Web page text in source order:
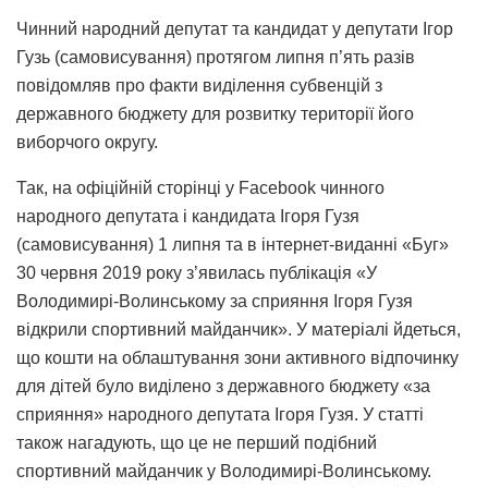
Чинний народний депутат та кандидат у депутати Ігор
Гузь (самовисування) протягом липня п’ять разів
повідомляв про факти виділення субвенцій з
державного бюджету для розвитку території його
виборчого округу.
Так, на офіційній сторінці у Facebook чинного
народного депутата і кандидата Ігоря Гузя
(самовисування) 1 липня та в інтернет-виданні «Буг»
30 червня 2019 року з’явилась публікація «У
Володимирі-Волинському за сприяння Ігоря Гузя
відкрили спортивний майданчик». У матеріалі йдеться,
що кошти на облаштування зони активного відпочинку
для дітей було виділено з державного бюджету «за
сприяння» народного депутата Ігоря Гузя. У статті
також нагадують, що це не перший подібний
спортивний майданчик у Володимирі-Волинському.